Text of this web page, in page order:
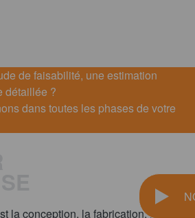
de faisabilité, une estimation
détaillée ?
dans toutes les phases de votre
la conception, la fabrication,